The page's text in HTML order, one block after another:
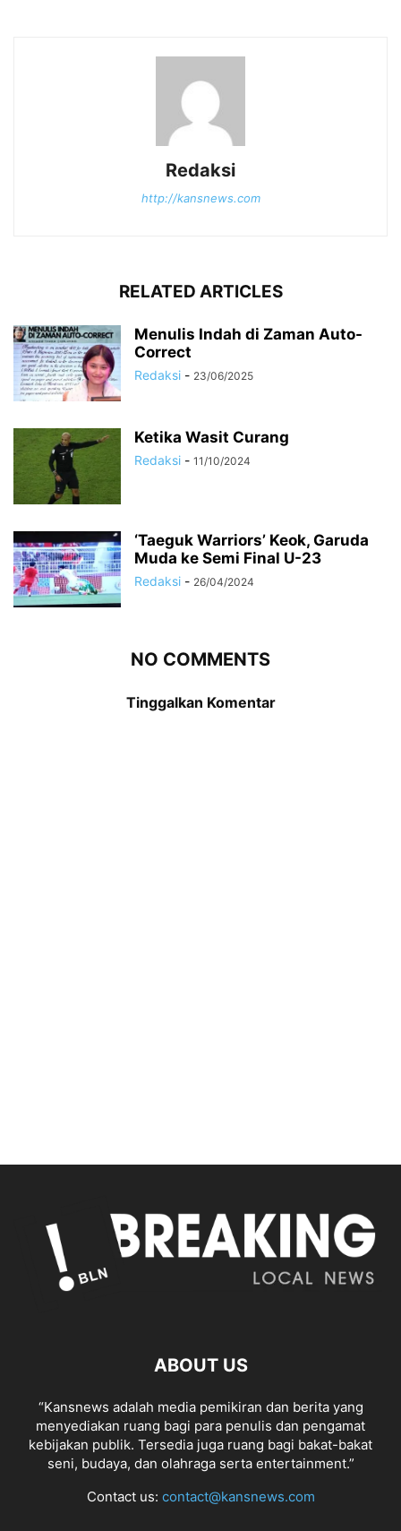
Redaksi
http://kansnews.com
RELATED ARTICLES
Menulis Indah di Zaman Auto-
Correct
Redaksi - 23/06/2025
Ketika Wasit Curang
Redaksi - 11/10/2024
‘Taeguk Warriors’ Keok, Garuda
Muda ke Semi Final U-23
Redaksi - 26/04/2024
NO COMMENTS
Tinggalkan Komentar
ABOUT US
“Kansnews adalah media pemikiran dan berita yang
menyediakan ruang bagi para penulis dan pengamat
kebijakan publik. Tersedia juga ruang bagi bakat-bakat
seni, budaya, dan olahraga serta entertainment.”
Contact us: contact@kansnews.com